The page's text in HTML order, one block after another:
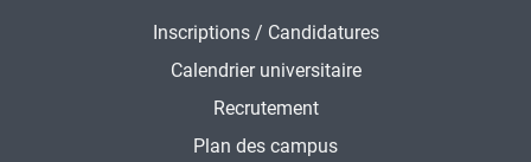
Inscriptions / Candidatures
Calendrier universitaire
Recrutement
Plan des campus